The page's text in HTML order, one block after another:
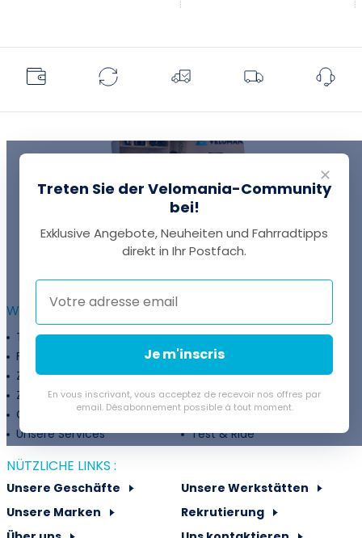
EINE FRAGE?
WEITERFÜHRENDE INFORMATIONEN :
Treueprogramm
Unternehmen
Finanzierung
Treueprogramm
Zahlungsflexibilität
Fahrradanpassung
Zuschüsse
Rückgaberichtlinie
Gutschein
Velovermietung
Unsere Services
Test & Ride
NÜTZLICHE LINKS :
Unsere Geschäfte
Unsere Werkstätten
Unsere Marken
Rekrutierung
✕
Treten Sie der Velomania-Community
bei!
Exklusive Angebote, Neuheiten und Fahrradtipps
direkt in Ihr Postfach.
Je m'inscris
En vous inscrivant, vous acceptez de recevoir nos offres par
email. Désabonnement possible à tout moment.